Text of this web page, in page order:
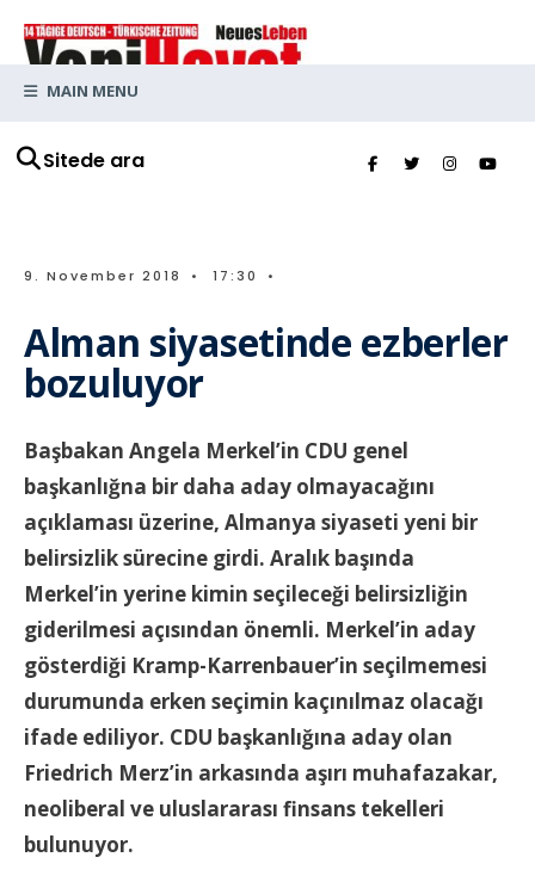
Sitede ara
MAIN MENU
9. November 2018 • 17:30 •
Alman siyasetinde ezberler
bozuluyor
Başbakan Angela Merkel’in CDU genel
başkanlığna bir daha aday olmayacağını
açıklaması üzerine, Almanya siyaseti yeni bir
belirsizlik sürecine girdi. Aralık başında
Merkel’in yerine kimin seçileceği belirsizliğin
giderilmesi açısından önemli. Merkel’in aday
gösterdiği Kramp-Karrenbauer’in seçilmemesi
durumunda erken seçimin kaçınılmaz olacağı
ifade ediliyor. CDU başkanlığına aday olan
Friedrich Merz’in arkasında aşırı muhafazakar,
neoliberal ve uluslararası finsans tekelleri
bulunuyor.